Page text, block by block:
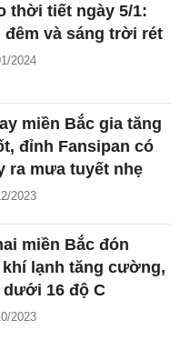
thời tiết ngày 5/1:
đêm và sáng trời rét
2024
miền Bắc gia tăng
đỉnh Fansipan có
ra mưa tuyết nhẹ
2023
miền Bắc đón
lạnh tăng cường,
16 độ C
2023